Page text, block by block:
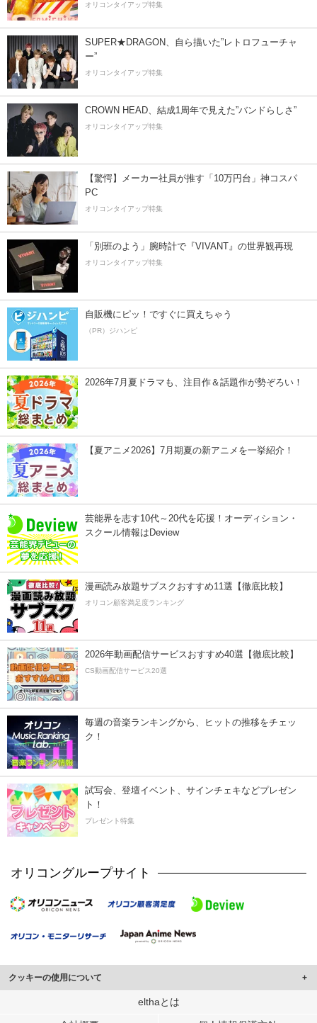
オリコンタイアップ特集
SUPER★DRAGON、自ら描いた”レトロフューチャ
ー”
オリコンタイアップ特集
CROWN HEAD、結成1周年で見えた”バンドらしさ”
オリコンタイアップ特集
【驚愕】メーカー社員が推す「10万円台」神コスパ
PC
オリコンタイアップ特集
「別班のよう」腕時計で『VIVANT』の世界観再現
オリコンタイアップ特集
自販機にピッ！ですぐに買えちゃう
（PR）ジハンピ
2026年7月夏ドラマも、注目作＆話題作が勢ぞろい！
【夏アニメ2026】7月期夏の新アニメを一挙紹介！
芸能界を志す10代～20代を応援！オーディション・
スクール情報はDeview
漫画読み放題サブスクおすすめ11選【徹底比較】
オリコン顧客満足度ランキング
2026年動画配信サービスおすすめ40選【徹底比較】
CS動画配信サービス20選
毎週の音楽ランキングから、ヒットの推移をチェッ
ク！
試写会、登壇イベント、サインチェキなどプレゼン
ト！
プレゼント特集
オリコングループサイト
クッキーの使用について
このサイトでは Cookie を使用して、ユーザーに合わせたコンテンツや広告の
elthaとは